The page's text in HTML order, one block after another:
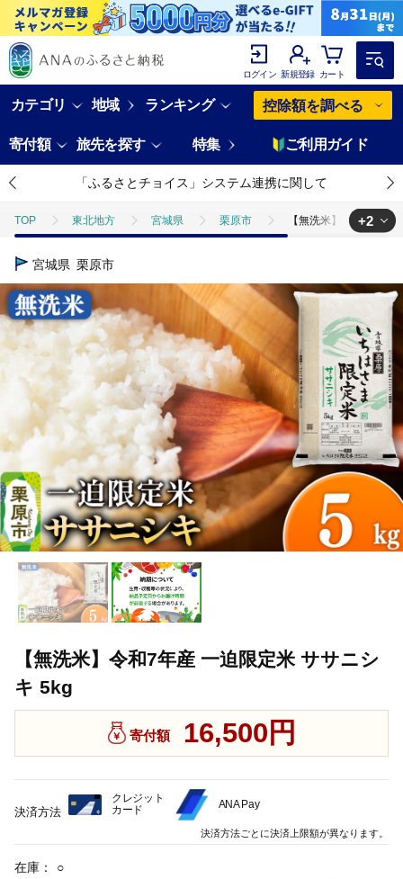
ログイン 新規登録 カート
カテゴリ 地域 ランキング 控除額を調べる
寄付額 旅先を探す 特集 ご利用ガイド
「ふるさとチョイス」システム連携に関して
TOP 東北地方 宮城県 栗原市 【無洗米】令和7年産
TOP
TOP 米・穀物 ササニシキ 【無洗米】令和7年産
+2
宮城県 栗原市
【無洗米】令和7年産 一迫限定米 ササニシ
キ 5kg
寄付額 16,500円
在庫： ○
決済方法
クレジット
カード
ANA Pay
決済方法ごとに決済上限額が異なります。